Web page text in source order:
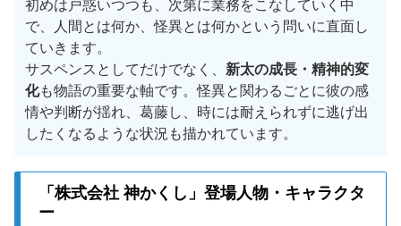
初めは戸惑いつつも、次第に業務をこなしていく中
で、人間とは何か、怪異とは何かという問いに直面し
ていきます。
サスペンスとしてだけでなく、 新太の成長・精神的変
化も物語の重要な軸です。怪異と関わるごとに彼の感
情や判断が揺れ、葛藤し、時には耐えられずに逃げ出
したくなるような状況も描かれています。
「株式会社 神かくし」登場人物・キャラクタ
ー